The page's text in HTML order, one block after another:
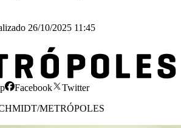
26/10/2025 11:45
Facebook
Twitter
METRÓPOLES